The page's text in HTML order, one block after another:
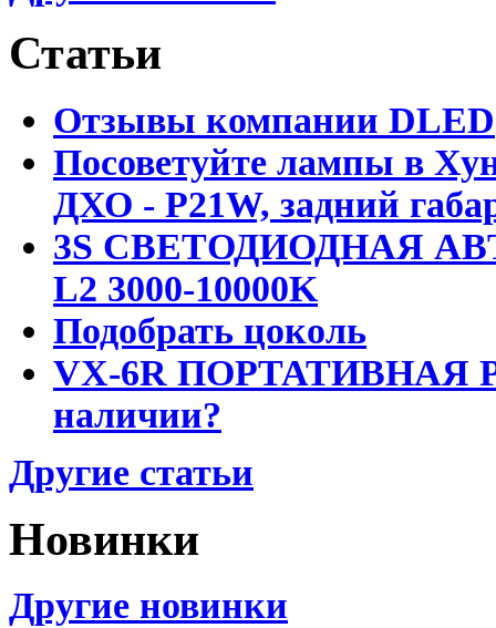
Статьи
Отзывы компании DLED
Посоветуйте лампы в
ДХО - P21W, задний
3S СВЕТОДИОДНАЯ
L2 3000-10000K
Подобрать цоколь
VX-6R ПОРТАТИВНАЯ
наличии?
Другие статьи
Новинки
Другие новинки